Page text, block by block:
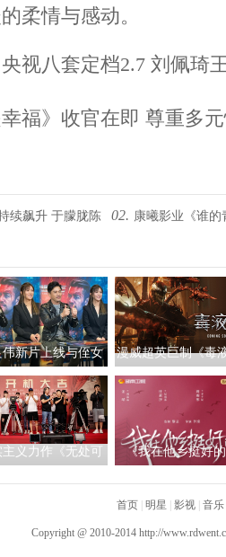
柔情与感动。
央视八套定档2.7 刘佩琦
幸福》收官在即 尊重多
续飙升 于朦胧陈 02. 康曦影业《谁
伟新片上线与侄女
默契开播 彰显硬
父亲的铁汉柔情
漫威超英巨制《毒
曝新预告 毒液遇最
派掀“宿命对决”
主义力作《无处可
《我在他乡挺好
播首周获评“很真
首页 明星 影视 音乐
Copyright @ 2010-2014 http://